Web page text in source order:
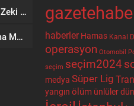
Düğünde Kanlı Kavga: Pazarcı Zeki Bozdemir Bıçaklanarak Öldürüldü
Çorum’da İş Kazası: Yem Karma Makinesine Elini Kaptıran Kişi Ağır Yaralandı haberler Hamas Kanal D
operasyon Otomobil
seçim seçim2024
medya Süper Lig
yangın ölüm ünlüler